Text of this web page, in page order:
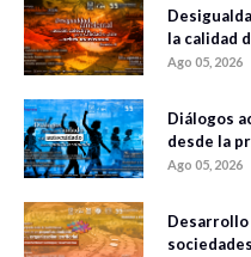
la calidad
Ago 05, 2026
Diálogos
desde la
Ago 05, 2026